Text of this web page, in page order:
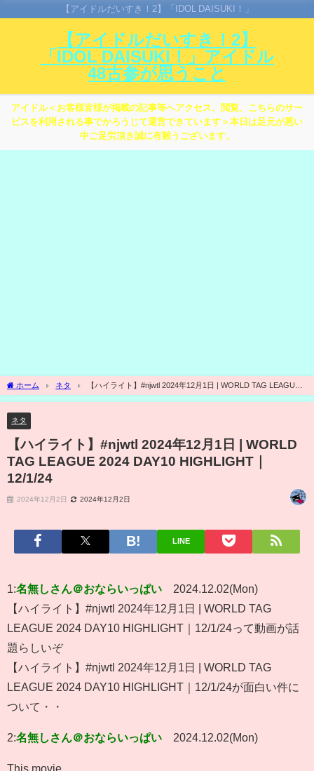
【アイドルだいすき！2】「IDOL DAISUKI！」
【アイドルだいすき！2】
「IDOL DAISUKI！」アイドル
48古参が思うこと
アイドル＜お客様皆様が掲載の記事等へアクセス、閲覧、こちらのサー
ビスを利用される事でかろうじて運営できています＞本日は足元が悪い
中ご足労頂き誠に有難うございます。
ホーム ネタ
【ハイライト】#njwtl 2024年12月1日 | WORLD TAG LEAGUE
2024 DAY10 HIGHLIGHT｜12/1/24
ネタ
【ハイライト】#njwtl 2024年12月1日 | WORLD
TAG LEAGUE 2024 DAY10 HIGHLIGHT｜
12/1/24
2024年12月2日 2024年12月2日
LINE
1:名無しさん＠おならいっぱい
2024.12.02(Mon)
【ハイライト】#njwtl 2024年12月1日 | WORLD TAG
LEAGUE 2024 DAY10 HIGHLIGHT｜12/1/24って動画が話
題らしいぞ
【ハイライト】#njwtl 2024年12月1日 | WORLD TAG
LEAGUE 2024 DAY10 HIGHLIGHT｜12/1/24が面白い件に
ついて・・
2:名無しさん＠おならいっぱい 2024.12.02(Mon)
This movie